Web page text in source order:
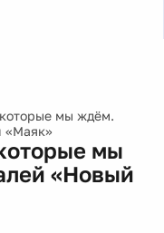
мы ждём.
«Маяк»
мы
«Новый